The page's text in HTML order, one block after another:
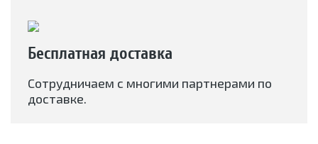
Бесплатная доставка
Сотрудничаем с многими партнерами по
доставке.